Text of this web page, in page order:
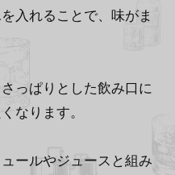
入れることで、味がま
っぱりとした飲み口に
なります。
ールやジュースと組み